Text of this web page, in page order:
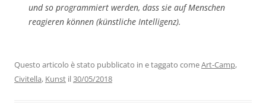
und so programmiert werden, dass sie auf Menschen
reagieren können (künstliche Intelligenz).
Questo articolo è stato pubblicato in e taggato comeArt-Camp,
Civitella, Kunst il30/05/2018